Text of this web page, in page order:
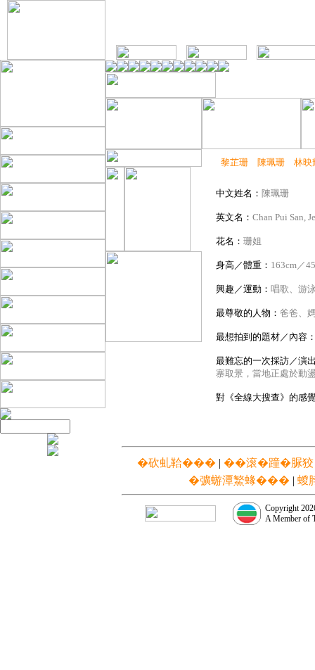
黎芷珊 陳珮珊 林映
中文姓名： 陳珮珊
英文名： Chan Pui San,
花名： 珊姐
身高／體重： 163cm／
興趣／運動： 唱歌、游
最尊敬的人物： 爸爸、
最想拍到的題材／內容
最難忘的一次採訪／演
寨取景，當地正處於動
對《全線大搜查》的感
�砍虬鞈��� | ��滚�蹱�脲狡
�彍蝣潭鰵蝝��� | 蝬
Copyright
A Member of